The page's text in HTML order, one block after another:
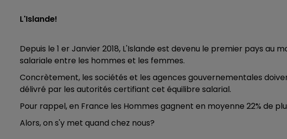
L'Islande!
Depuis le 1 er Janvier 2018, L'Islande est devenu le premier pays au
salariale entre les hommes et les femmes.
Concrètement, les sociétés et les agences gouvernementales
délivré par les autorités certifiant cet équilibre salarial.
Pour rappel, en France les Hommes gagnent en moyenne 22% de
Alors, on s'y met quand chez nous?